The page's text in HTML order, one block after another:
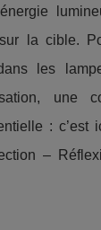
sur la cible.
les
une
:
–